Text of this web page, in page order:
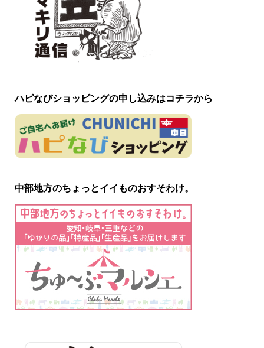
ハピなびショッピングの申し込みはコチラから
中部地方のちょっとイイものおすそわけ。